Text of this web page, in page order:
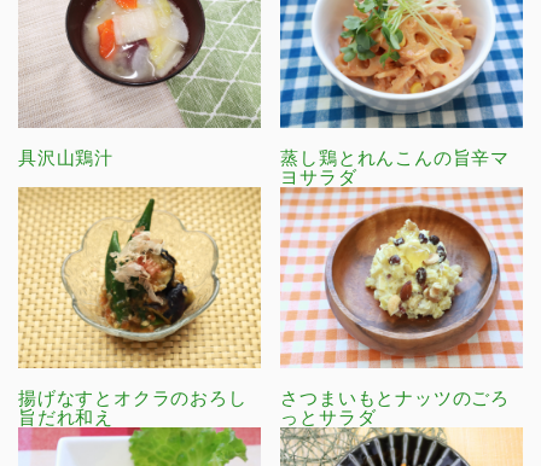
具沢山鶏汁
蒸し鶏とれんこんの旨辛マ
ヨサラダ
揚げなすとオクラのおろし
旨だれ和え
さつまいもとナッツのごろ
っとサラダ